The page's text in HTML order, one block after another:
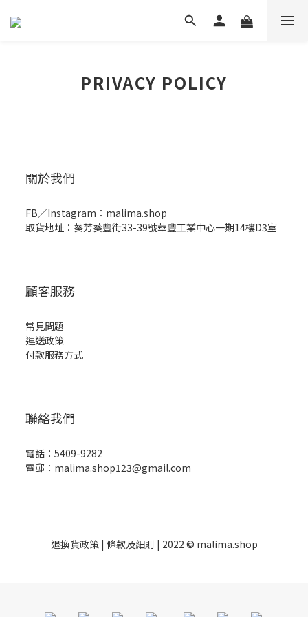
PRIVACY POLICY
關於我們
FB／Instagram：malima.shop
取貨地址：葵芳葵豐街33-39號華豐工業中心一期14樓D3室
顧客服務
常見問題
運送政策
付款服務方式
聯絡我們
電話：5409-9282
電郵：malima.shop123@gmail.com
退換貨政策| 條款及細則 | 2022 © malima.shop